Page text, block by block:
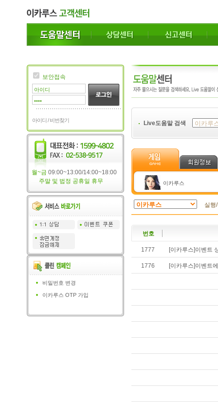
보안접속
아이디 / 비번찾기
월~금 09:00~13:00/14:00~18:00
주말 및 법정 공휴일 휴무
비밀번호 변경
이카루스 OTP 가입
Live도움말 검색
이카루스
실행
번호
1777 [이카루스]이벤트
1776 [이카루스]이벤트